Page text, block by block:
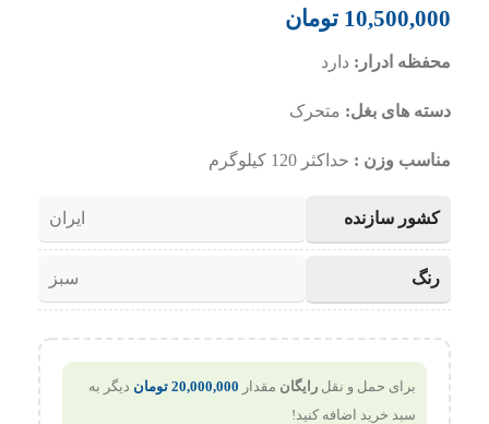
10,500,000 تومان
محفظه ادرار: دارد
دسته های بغل: متحرک
مناسب وزن : حداکثر 120 کیلوگرم
کشور سازنده ایران
رنگ سبز
برای حمل و نقل رایگان مقدار 20,000,000 تومان دیگر به
سبد خرید اضافه کنید!